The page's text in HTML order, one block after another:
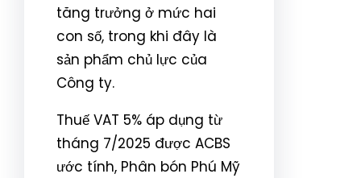
tăng trưởng ở mức hai
con số, trong khi đây là
sản phẩm chủ lực của
Công ty.
Thuế VAT 5% áp dụng từ
tháng 7/2025 được ACBS
ước tính, Phân bón Phú Mỹ